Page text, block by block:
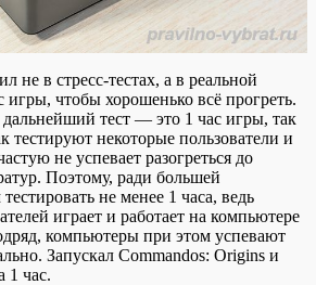
не в стресс-тестах, а в реальной
чтобы хорошенько всё прогреть.
тест — это 1 час игры, так
тестируют некоторые пользователи и
не успевает разогреться до
Поэтому, ради большей
не менее 1 часа, ведь
играет и работает на компьютере
компьютеры при этом успевают
Запускал Commandos: Origins и
1 час.